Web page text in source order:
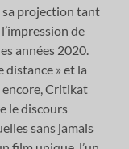
sa projection tant
de
années 2020.
distance » et la
Critikat
le discours
sans jamais